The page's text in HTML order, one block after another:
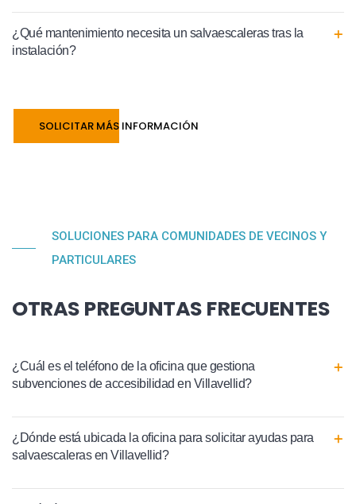
¿Qué mantenimiento necesita un salvaescaleras tras la
instalación?
SOLICITAR MÁS INFORMACIÓN
SOLUCIONES PARA COMUNIDADES DE VECINOS Y
PARTICULARES
OTRAS PREGUNTAS FRECUENTES
¿Cuál es el teléfono de la oficina que gestiona
subvenciones de accesibilidad en Villavellid?
¿Dónde está ubicada la oficina para solicitar ayudas para
salvaescaleras en Villavellid?